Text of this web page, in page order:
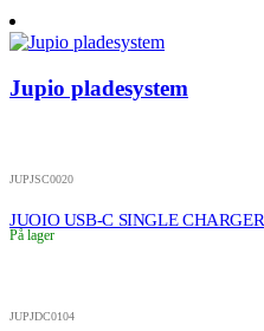
Jupio pladesystem
JUPJSC0020
JUOIO USB-C SINGLE CHARGER
På lager
JUPJDC0104